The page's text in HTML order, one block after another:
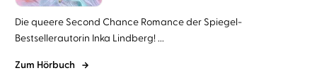
Die queere Second Chance Romance der Spiegel-
Bestsellerautorin Inka Lindberg! ...
Zum Hörbuch